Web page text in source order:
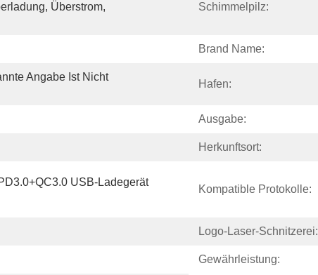
Überstrom,
Schimmelpilz:
Brand Name:
Angabe Ist Nicht
Hafen:
Ausgabe:
Herkunftsort:
USB-Ladegerät
Kompatible Protokolle:
Logo-Laser-Schnitzerei:
Gewährleistung: